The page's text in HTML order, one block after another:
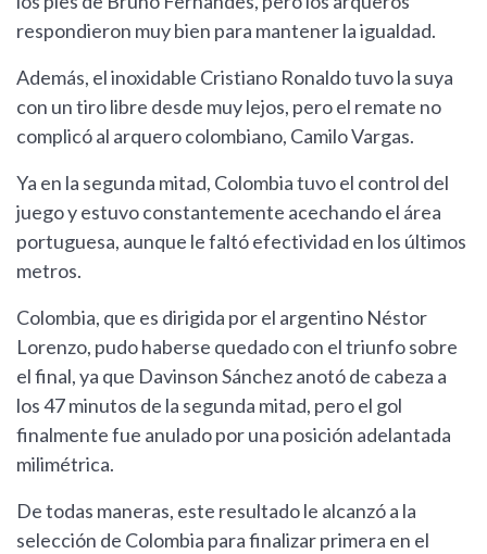
respondieron muy bien para mantener la igualdad.
Además, el inoxidable Cristiano Ronaldo tuvo la suya
con un tiro libre desde muy lejos, pero el remate no
complicó al arquero colombiano, Camilo Vargas.
Ya en la segunda mitad, Colombia tuvo el control del
juego y estuvo constantemente acechando el área
portuguesa, aunque le faltó efectividad en los últimos
metros.
Colombia, que es dirigida por el argentino Néstor
Lorenzo, pudo haberse quedado con el triunfo sobre
el final, ya que Davinson Sánchez anotó de cabeza a
los 47 minutos de la segunda mitad, pero el gol
finalmente fue anulado por una posición adelantada
milimétrica.
De todas maneras, este resultado le alcanzó a la
selección de Colombia para finalizar primera en el